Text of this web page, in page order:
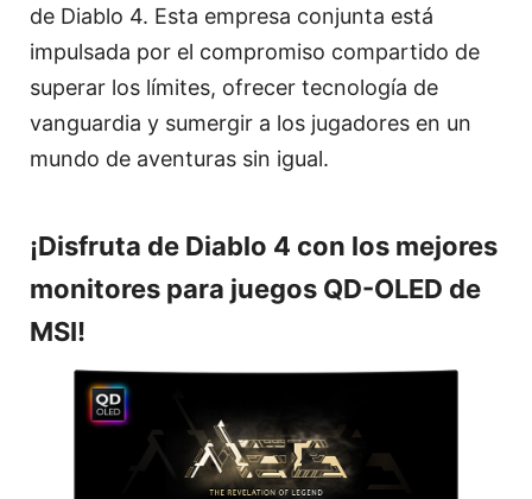
de Diablo 4. Esta empresa conjunta está
impulsada por el compromiso compartido de
superar los límites, ofrecer tecnología de
vanguardia y sumergir a los jugadores en un
mundo de aventuras sin igual.
¡Disfruta de Diablo 4 con los mejores
monitores para juegos QD-OLED de
MSI!